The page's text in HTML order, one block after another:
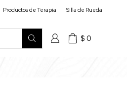
Productos de Terapia Silla de Rueda
$ 0